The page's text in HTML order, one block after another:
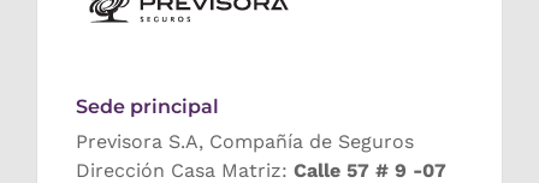
Sede principal
Previsora S.A, Compañía de Seguros
Dirección Casa Matriz: Calle 57 # 9 -07